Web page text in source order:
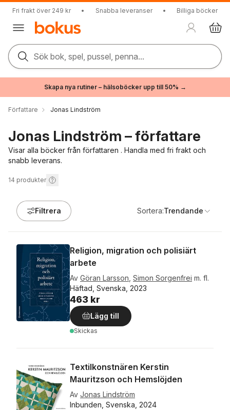
Fri frakt över 249 kr • Snabba leveranser • Billiga böcker
Sök bok, spel, pussel, penna...
Skapa nya rutiner – hälsoböcker upp till 50% →
Författare Jonas Lindström
Jonas Lindström – författare
Visar alla böcker från författaren . Handla med fri frakt och
snabb leverans.
14 produkter
Filtrera Sortera:Trendande
Religion, migration och polisiärt
arbete
Av Göran Larsson Simon Sorgenfrei m. fl.
Häftad, Svenska, 2023
463 kr
Lägg till
Skickas
Textilkonstnären Kerstin
Mauritzson och Hemslöjden
Av Jonas Lindström
Inbunden, Svenska, 2024